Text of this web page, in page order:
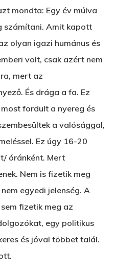
mondta: Egy év múlva
számítani. Amit kapott
olyan igazi humánus és
volt, csak azért nem
mert az
És drága a fa. Ez
fordult a nyereg és
a valósággal,
Ez úgy 16-20
óránként. Mert
Nem is fizetik meg
egyedi jelenség. A
fizetik meg az
egy politikus
és jóval többet talál.